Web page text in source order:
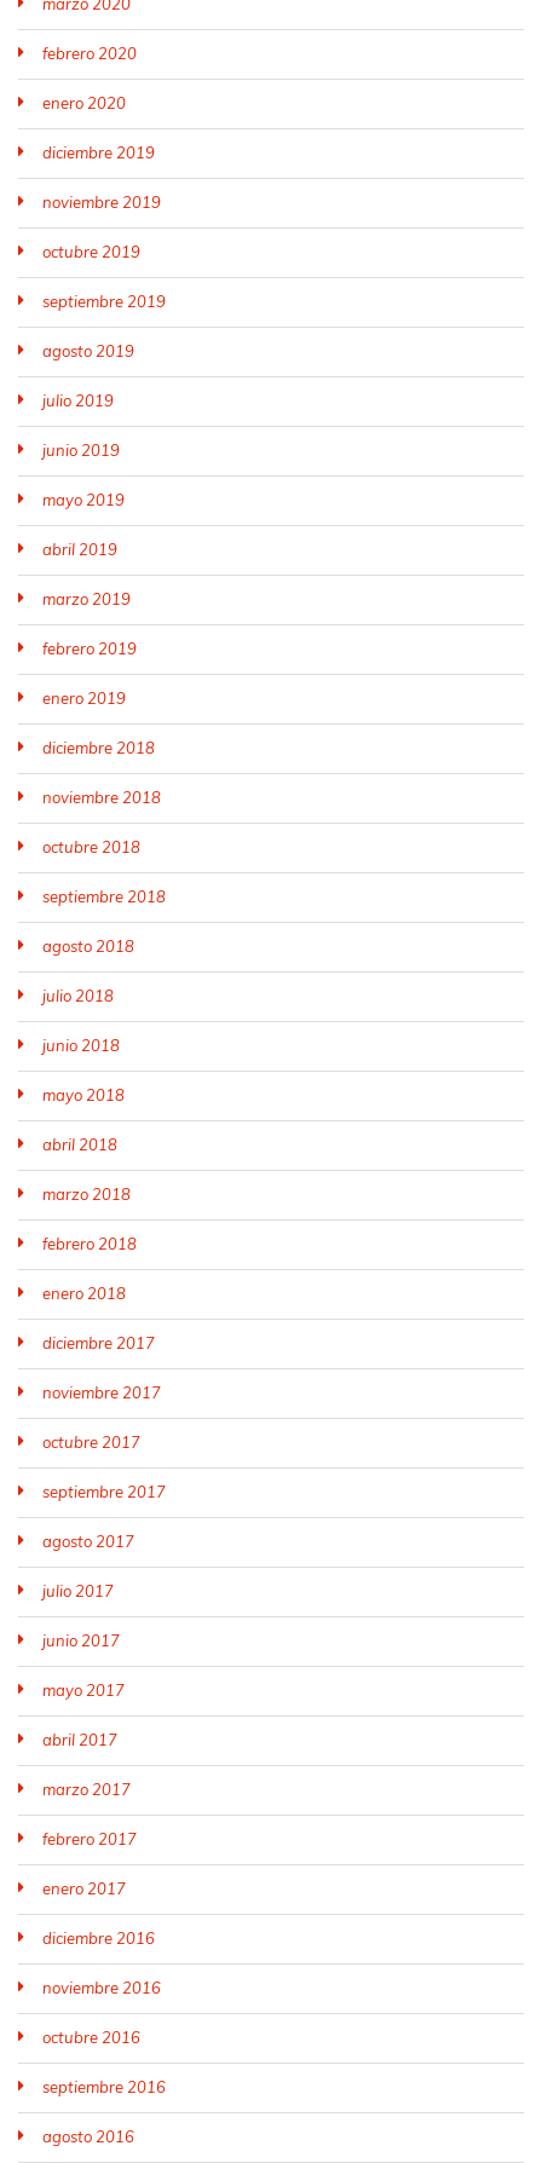
febrero 2020
enero 2020
diciembre 2019
noviembre 2019
octubre 2019
septiembre 2019
agosto 2019
julio 2019
junio 2019
mayo 2019
abril 2019
marzo 2019
febrero 2019
enero 2019
diciembre 2018
noviembre 2018
octubre 2018
septiembre 2018
agosto 2018
julio 2018
junio 2018
mayo 2018
abril 2018
marzo 2018
febrero 2018
enero 2018
diciembre 2017
noviembre 2017
octubre 2017
septiembre 2017
agosto 2017
julio 2017
junio 2017
mayo 2017
abril 2017
marzo 2017
febrero 2017
enero 2017
diciembre 2016
noviembre 2016
octubre 2016
septiembre 2016
agosto 2016